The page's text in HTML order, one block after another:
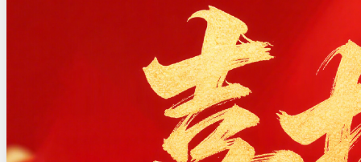
自由视角360°直播解决方案
超高清智能信息发布解决方案
自由视角360°直播解决方案
监控视频智能压缩解决方案
智能安防视频监控解决方案
监控视频异常行为预警方案
视频资源整合调度解决方案